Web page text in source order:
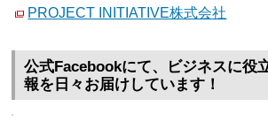
PROJECT INITIATIVE株式会社
公式Facebookにて、ビジネスに役
報を日々お届けしています！